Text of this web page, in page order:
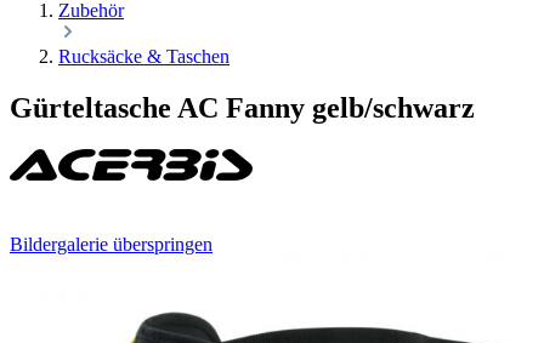
Zubehör
Rucksäcke & Taschen
Gürteltasche AC Fanny gelb/schwarz
Bildergalerie überspringen